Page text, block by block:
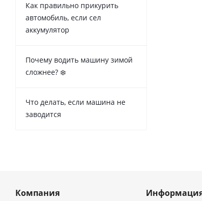
Как правильно прикурить
автомобиль, если сел
аккумулятор
Почему водить машину зимой
сложнее? ❄️
Что делать, если машина не
заводится
Компания